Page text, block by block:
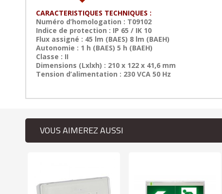
CARACTERISTIQUES TECHNIQUES :
Numéro d’homologation : T09102
Indice de protection : IP 65 / IK 10
Flux assigné : 45 lm (BAES) 8 lm (BAEH)
Autonomie : 1 h (BAES) 5 h (BAEH)
Classe : II
Dimensions (Lxlxh) : 210 x 122 x 41,6 mm
Tension d’alimentation : 230 VCA 50 Hz
VOUS AIMEREZ AUSSI